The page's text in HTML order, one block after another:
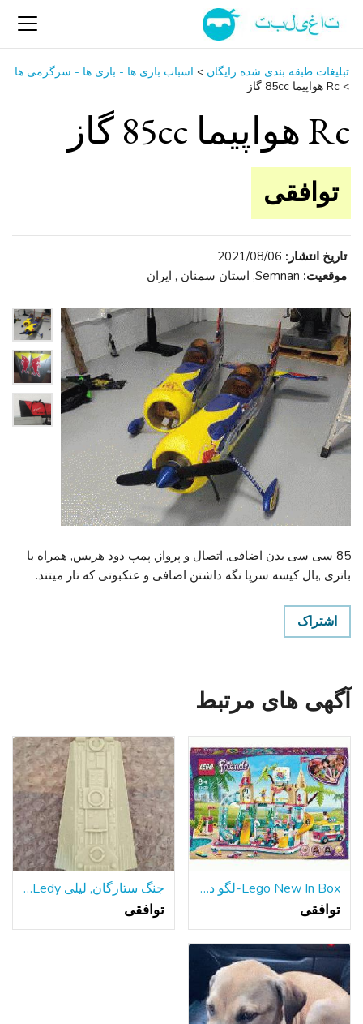
تبلیغات طبقه بندی شده رایگان > اسباب‌ بازی ها - بازی ها - سرگرمی ‌ها
> Rc هواپیما 85cc گاز
Rc هواپیما 85cc گاز
توافقی
تاریخ انتشار: 2021/08/06
موقعیت: Semnan, استان سمنان , ایران
85 سی سی بدن اضافی, اتصال و پرواز, پمپ دود هریس, همراه با
باتری ,بال کیسه سرپا نگه داشتن اضافی و عنکبوتی که تار میتند.
اشتراک
آگهی های مرتبط
Lego New In Box-لگو دوستان تابستان سرگرم کننده پارک آبی
توافقی
جنگ ستارگان, لیلی Ledy هزاره فالکون سطح شیب دار قسمت 1979
توافقی